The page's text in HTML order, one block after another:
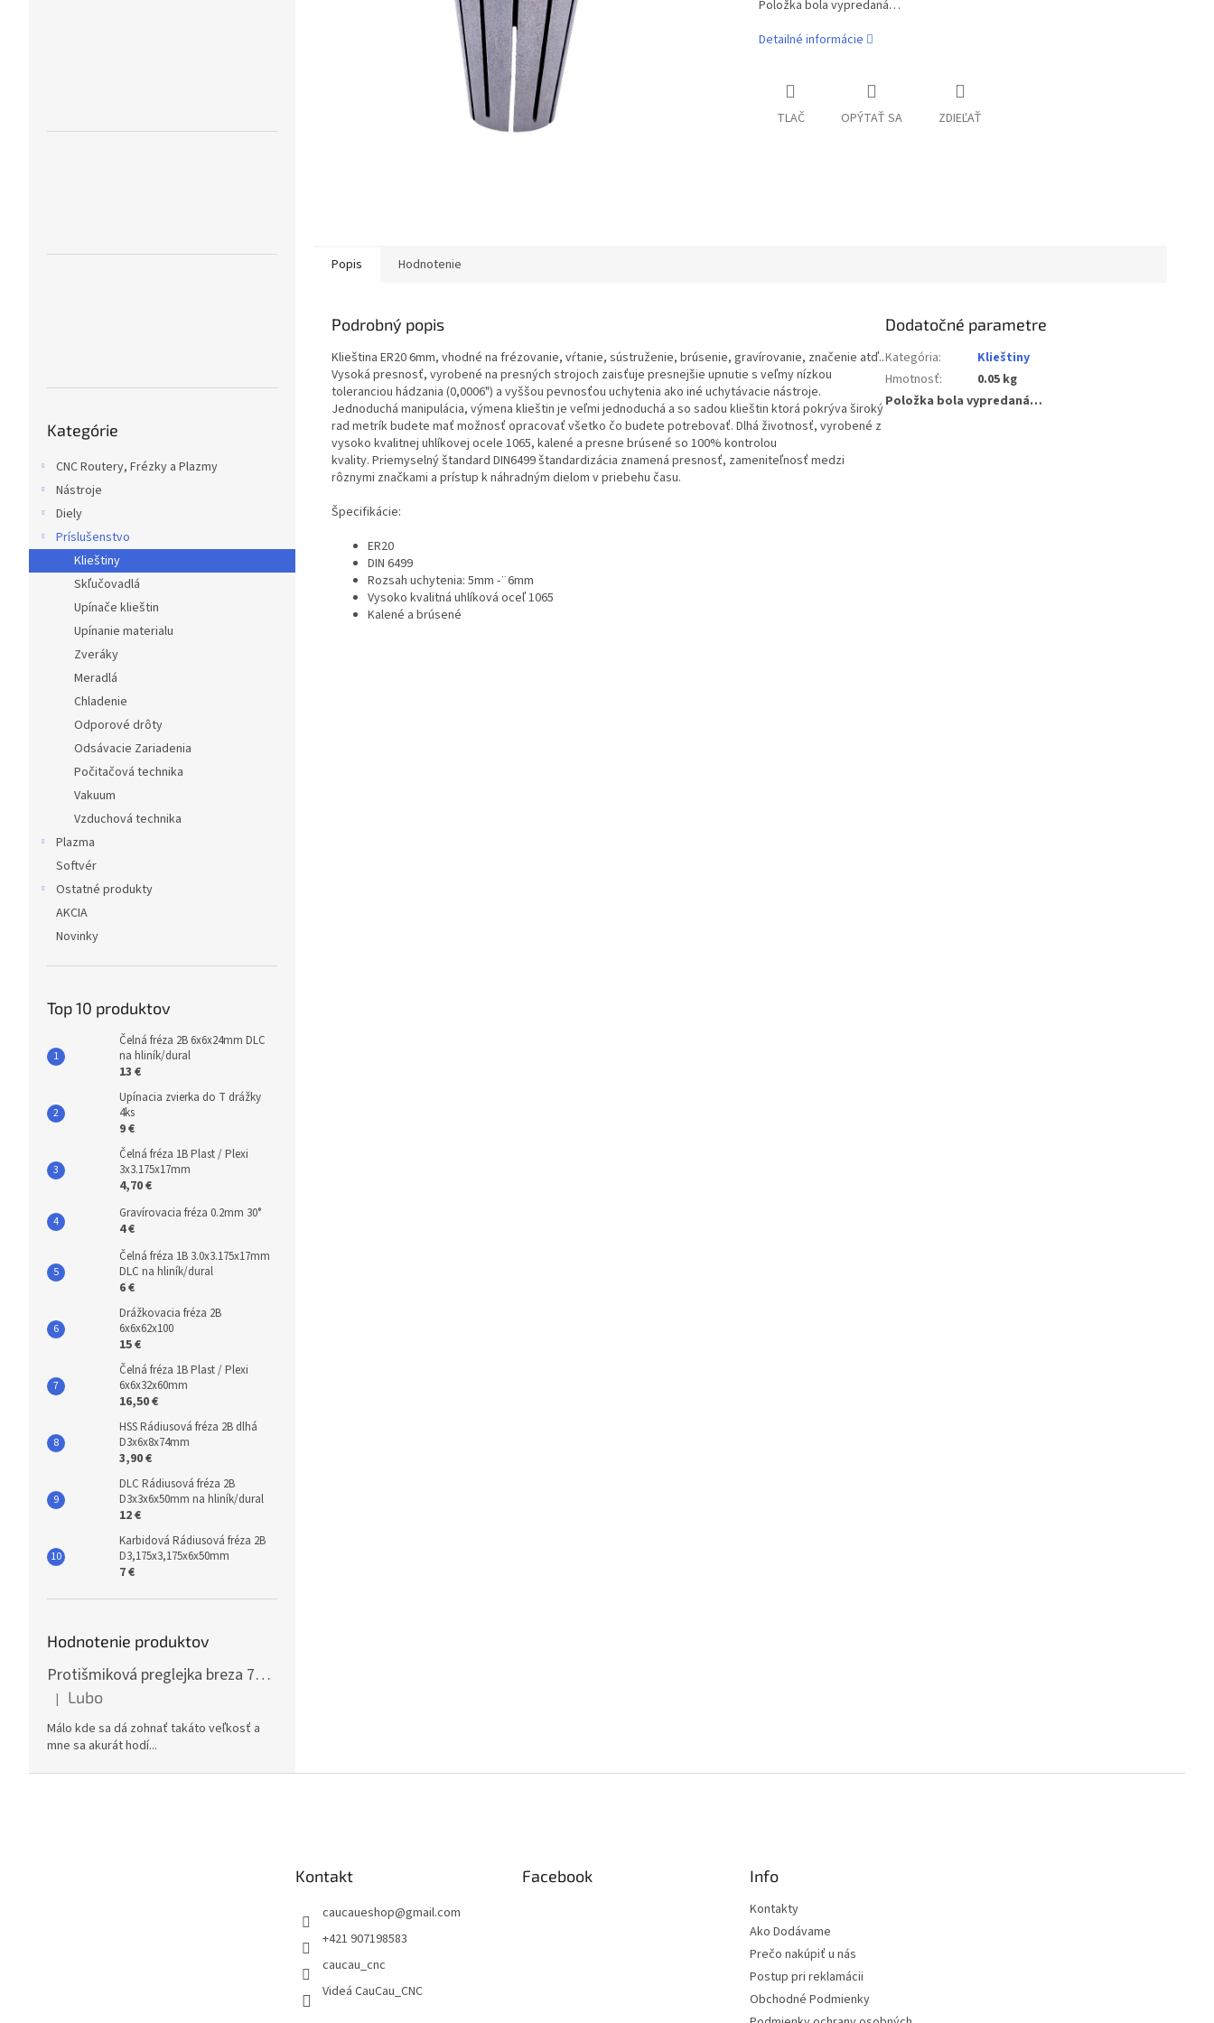
kategórie
Kategórie
CNC Routery, Frézky a Plazmy
Nástroje
Diely
Príslušenstvo
Klieštiny
Skľučovadlá
Upínače klieštin
Upínanie materialu
Zveráky
Meradlá
Chladenie
Odporové drôty
Odsávacie Zariadenia
Počitačová technika
Vakuum
Vzduchová technika
Plazma
Softvér
Ostatné produkty
AKCIA
Novinky
Top 10 produktov
Čelná fréza 2B 6x6x24mm DLC
na hliník/dural
13 €
Upínacia zvierka do T drážky
4ks
9 €
Čelná fréza 1B Plast / Plexi
3x3.175x17mm
4,70 €
Gravírovacia fréza 0.2mm 30°
4 €
Čelná fréza 1B 3.0x3.175x17mm
DLC na hliník/dural
6 €
Drážkovacia fréza 2B
6x6x62x100
15 €
Čelná fréza 1B Plast / Plexi
6x6x32x60mm
16,50 €
HSS Rádiusová fréza 2B dlhá
D3x6x8x74mm
3,90 €
DLC Rádiusová fréza 2B
D3x3x6x50mm na hliník/dural
12 €
Karbidová Rádiusová fréza 2B
D3,175x3,175x6x50mm
7 €
Hodnotenie produktov
Protišmiková preglejka breza 70x125cm, hrúbka 30mm
Hodnotenie produktu je 5 z 5 hviezdičiek.
| Lubo
Málo kde sa dá zohnať takáto veľkosť a
mne sa akurát hodí...
Položka bola vypredaná…
Detailné informácie
TLAČ OPÝTAŤ SA ZDIEĽAŤ
Popis Hodnotenie
Podrobný popis
Klieština ER20 6mm, vhodné na frézovanie, vŕtanie, sústruženie, brúsenie, gravírovanie, značenie atď..
Vysoká presnosť, vyrobené na presných strojoch zaisťuje presnejšie upnutie s veľmy nízkou
toleranciou hádzania (0,0006") a vyššou pevnosťou uchytenia ako iné uchytávacie nástroje.
Jednoduchá manipulácia, výmena klieštin je veľmi jednoduchá a so sadou klieštin ktorá pokrýva široký
rad metrík budete mať možnosť opracovať všetko čo budete potrebovať. Dlhá životnosť, vyrobené z
vysoko kvalitnej uhlíkovej ocele 1065, kalené a presne brúsené so 100% kontrolou
kvality. Priemyselný štandard DIN6499 štandardizácia znamená presnosť, zameniteľnosť medzi
rôznymi značkami a prístup k náhradným dielom v priebehu času.
Špecifikácie:
ER20
DIN 6499
Rozsah uchytenia: 5mm -¨6mm
Vysoko kvalitná uhlíková oceľ 1065
Kalené a brúsené
Dodatočné parametre
Kategória:
Klieštiny
Hmotnosť:
0.05 kg
Položka bola vypredaná…
Kontakt
caucaueshop@gmail.com
+421 907198583
caucau_cnc
Videá CauCau_CNC
Facebook Info
Kontakty
Ako Dodávame
Prečo nakúpiť u nás
Postup pri reklamácii
Obchodné Podmienky